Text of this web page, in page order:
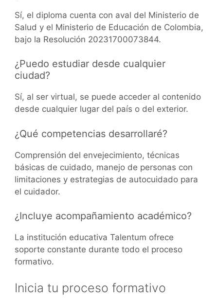
Sí, el diploma cuenta con aval del Ministerio de
Salud y el Ministerio de Educación de Colombia,
bajo la Resolución 20231700073844.
¿Puedo estudiar desde cualquier
ciudad?
Sí, al ser virtual, se puede acceder al contenido
desde cualquier lugar del país o del exterior.
¿Qué competencias desarrollaré?
Comprensión del envejecimiento, técnicas
básicas de cuidado, manejo de personas con
limitaciones y estrategias de autocuidado para
el cuidador.
¿Incluye acompañamiento académico?
La institución educativa Talentum ofrece
soporte constante durante todo el proceso
formativo.
Inicia tu proceso formativo